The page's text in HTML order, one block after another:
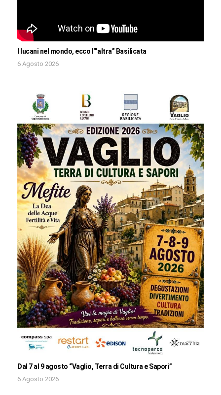
I lucani nel mondo, ecco l'”altra” Basilicata
6 Agosto 2026
Dal 7 al 9 agosto “Vaglio, Terra di Cultura e Sapori”
6 Agosto 2026